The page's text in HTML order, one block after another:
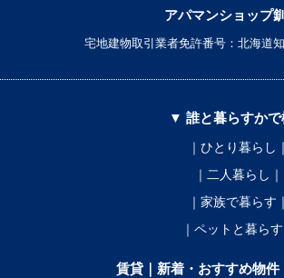
アパマンショップ
宅地建物取引業者免許番号：北海道
▼ 誰と暮らすかで
｜ひとり暮らし｜
｜二人暮らし｜
｜家族で暮らす｜
｜ペットと暮らす
賃貸｜新着・おすすめ物件